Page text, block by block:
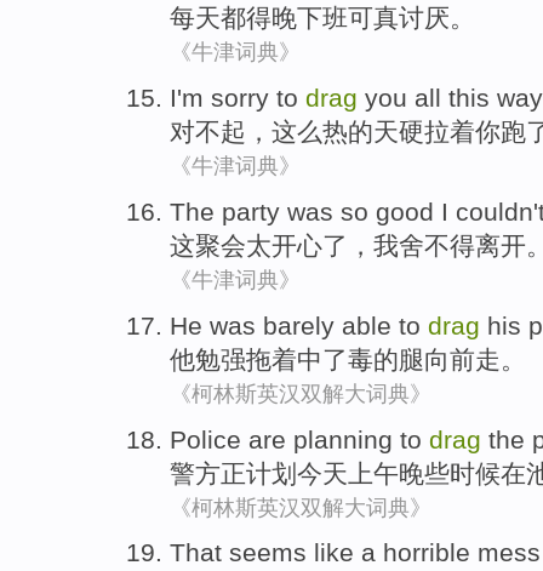
每天都得晚下班可真讨厌。
《牛津词典》
I'm sorry to drag you all this way
对不起 ， 这么热的天硬拉着你跑
《牛津词典》
The party was so good I
这聚会太开心了， 我舍不得离开
《牛津词典》
He was barely able to drag his
他勉强拖着中了毒的腿向前走。
《柯林斯英汉双解大词典》
Police are planning to drag the
警方正计划今天上午晚些时候在
《柯林斯英汉双解大词典》
That seems like a horrible mess